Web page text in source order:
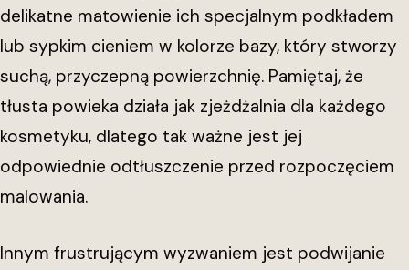
delikatne matowienie ich specjalnym podkładem
lub sypkim cieniem w kolorze bazy, który stworzy
suchą, przyczepną powierzchnię. Pamiętaj, że
tłusta powieka działa jak zjeżdżalnia dla każdego
kosmetyku, dlatego tak ważne jest jej
odpowiednie odtłuszczenie przed rozpoczęciem
malowania.
Innym frustrującym wyzwaniem jest podwijanie